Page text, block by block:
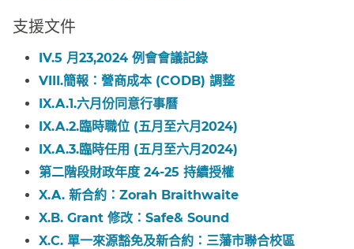
支援文件​​
IV.5 月23,2024 例會會議記錄​​
VIII.簡報：營商成本 (CODB) 調整
IX.A.1.六月份同意行事曆​​
IX.A.2.臨時職位 (五月至六月2024)​​
IX.A.3.臨時任用 (五月至六月2024)​​
第二階段財政年度 24-25 持續授權​​
X.A. 新合約：Zorah Braithwaite​​
X.B. Grant 修改：Safe& Sound​​
X.C. 單一來源豁免及新合約：三藩市聯合校區​​